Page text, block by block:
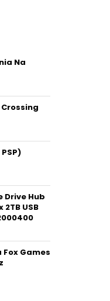
Na
Drive Hub
USB
Games